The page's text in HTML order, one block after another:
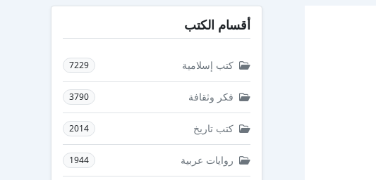
أقسام الكتب
كتب إسلامية 7229
فكر وثقافة 3790
كتب تاريخ 2014
روايات عربية 1944